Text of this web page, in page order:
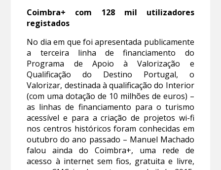
Coimbra+ com 128 mil utilizadores
registados
No dia em que foi apresentada publicamente
a terceira linha de financiamento do
Programa de Apoio à Valorização e
Qualificação do Destino Portugal, o
Valorizar, destinada à qualificação do Interior
(com uma dotação de 10 milhões de euros) –
as linhas de financiamento para o turismo
acessível e para a criação de projetos wi-fi
nos centros históricos foram conhecidas em
outubro do ano passado – Manuel Machado
falou ainda do Coimbra+, uma rede de
acesso à internet sem fios, gratuita e livre,